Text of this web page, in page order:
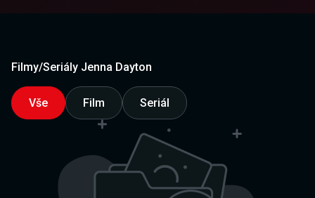
Filmy/Seriály Jenna Dayton
Vše Film Seriál